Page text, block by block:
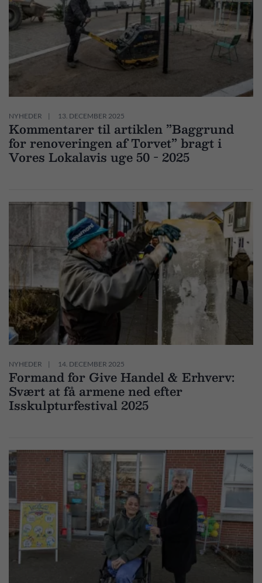
NYHEDER 13. DECEMBER 2025
Kommentarer til artiklen ”Baggrund
for renoveringen af Torvet” bragt i
Vores Lokalavis uge 50 - 2025
NYHEDER 14. DECEMBER 2025
Formand for Give Handel & Erhverv:
Svært at få armene ned efter
Isskulpturfestival 2025